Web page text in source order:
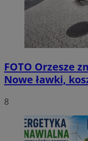
FOTO Orzesze
Nowe ławki,
8